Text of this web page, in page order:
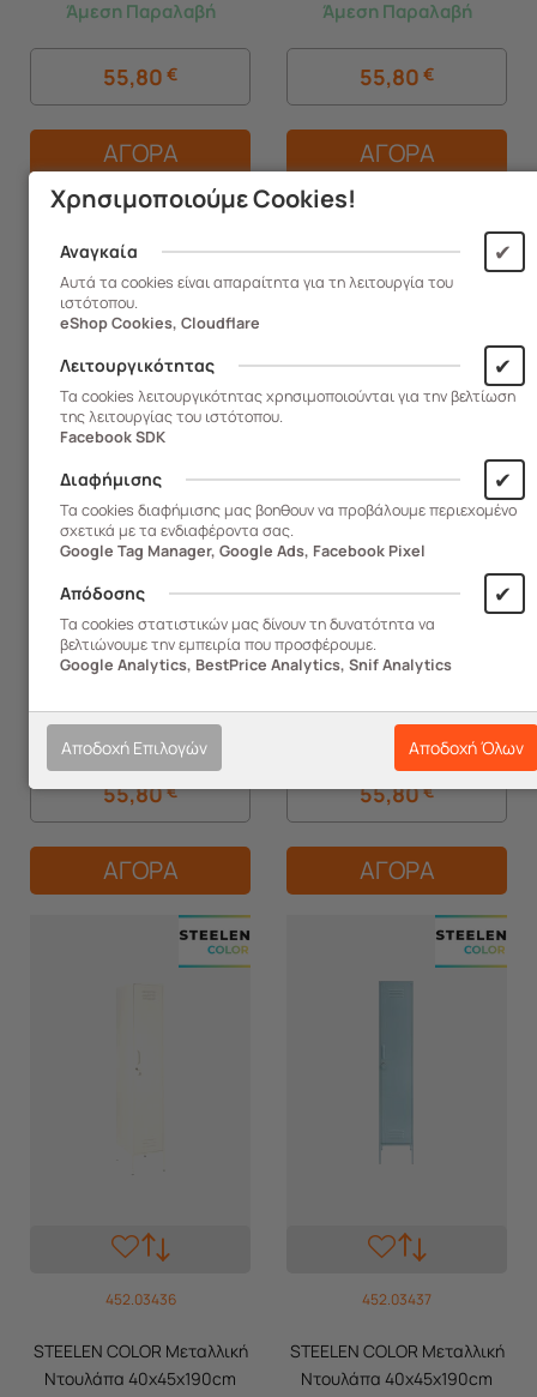
White
Άμεση Παραλαβή
55,80 €
ΑΓΟΡΑ
Άμεση Παραλαβή
55,80 €
ΑΓΟΡΑ
STEELEN COLOR Μεταλλική
Ντουλάπα 40x45x50cm
Χώρου με Πόδια Mustard
Άμεση Παραλαβή
55,80€
ΑΓΟΡΑ
STEELEN COLOR Μεταλλική
Ντουλάπα 40x45x50cm
Χώρου με Πόδια Mint
Άμεση Παραλαβή
55,80€
ΑΓΟΡΑ
452.03436
STEELEN COLOR Μεταλλική
Ντουλάπα 40x45x190cm
452.03437
STEELEN COLOR Μεταλλική
Ντουλάπα 40x45x190cm
Χρησιμοποιούμε Cookies!
Αναγκαία ✔
Αυτά τα cookies είναι απαραίτητα για τη λειτουργία του
ιστότοπου.
eShop Cookies, Cloudflare
Λειτουργικότητας ✔
Τα cookies λειτουργικότητας χρησιμοποιούνται για την βελτίωση
της λειτουργίας του ιστότοπου.
Facebook SDK
Διαφήμισης ✔
Τα cookies διαφήμισης μας βοηθουν να προβάλουμε περιεχομένο
σχετικά με τα ενδιαφέροντα σας.
Google Tag Manager, Google Ads, Facebook Pixel
Απόδοσης ✔
Τα cookies στατιστικών μας δίνουν τη δυνατότητα να
βελτιώνουμε την εμπειρία που προσφέρουμε.
Google Analytics, BestPrice Analytics, Snif Analytics
Αποδοχή Επιλογών Αποδοχή Όλων